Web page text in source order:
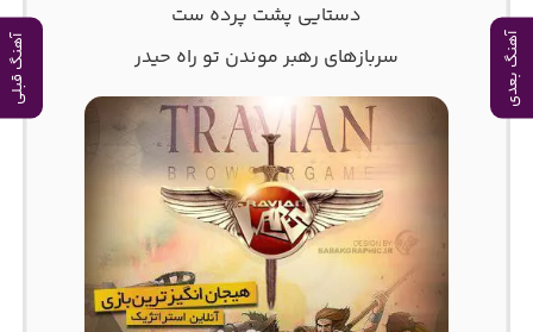
آهنگ بعدی آهنگ قبلی
دستایی پشت پرده ست
سربازهای رهبر موندن تو راه حیدر